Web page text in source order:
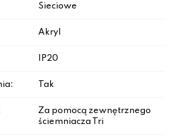
Sieciowe
Akryl
IP20
Tak
Za pomocą zewnętrznego
ściemniacza Tri